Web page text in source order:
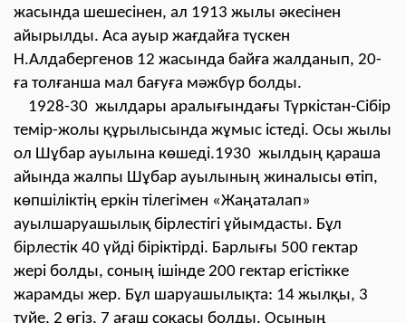
жасында шешесінен, ал 1913 жылы әкесінен
айырылды. Аса ауыр жағдайға түскен
Н.Алдабергенов 12 жасында байға жалданып, 20-
ға толғанша мал бағуға мәжбүр болды.
1928-30 жылдары аралығындағы Түркістан-Сібір
темір-жолы құрылысында жұмыс істеді. Осы жылы
ол Шұбар ауылына көшеді.1930 жылдың қараша
айында жалпы Шұбар ауылының жиналысы өтіп,
көпшіліктің еркін тілегімен «Жаңаталап»
ауылшаруашылық бірлестігі ұйымдасты. Бұл
бірлестік 40 үйді біріктірді. Барлығы 500 гектар
жері болды, соның ішінде 200 гектар егістікке
жарамды жер. Бұл шаруашылықта: 14 жылқы, 3
түйе, 2 өгіз, 7 ағаш соқасы болды. Осының